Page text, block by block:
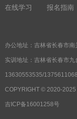
在线学习
报名指南
办公地址：吉林省长春市
实训地址：吉林省长春市
13630553535/
COPYRIGHT © 2020-2025
吉ICP备16001258号